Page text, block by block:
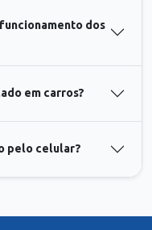
dos
em carros?
pelo celular?